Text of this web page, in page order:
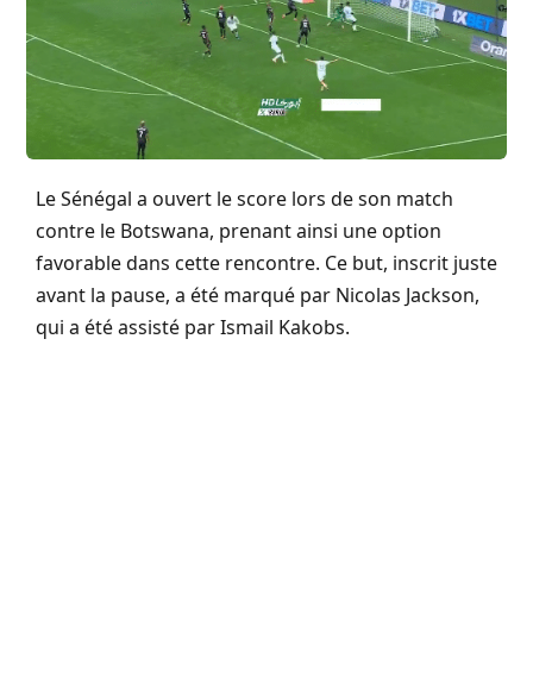
Le Sénégal a ouvert le score lors de son match
contre le Botswana, prenant ainsi une option
favorable dans cette rencontre. Ce but, inscrit juste
avant la pause, a été marqué par Nicolas Jackson,
qui a été assisté par Ismail Kakobs.